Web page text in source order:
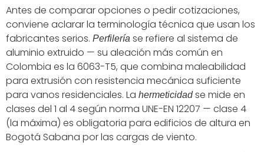
Antes de comparar opciones o pedir cotizaciones,
conviene aclarar la terminología técnica que usan los
fabricantes serios. Perfilería se refiere al sistema de
aluminio extruido — su aleación más común en
Colombia es la 6063-T5, que combina maleabilidad
para extrusión con resistencia mecánica suficiente
para vanos residenciales. La hermeticidadse mide en
clases del 1 al 4 según norma UNE-EN 12207 — clase 4
(la máxima) es obligatoria para edificios de altura en
Bogotá Sabana por las cargas de viento.